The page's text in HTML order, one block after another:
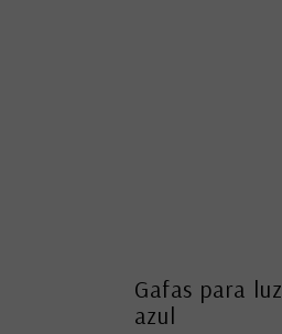
Gafas para luz
azul